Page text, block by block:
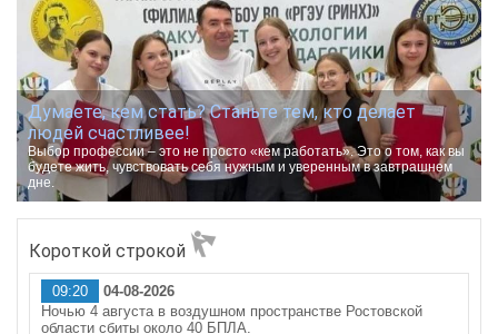
Думаете, кем стать? Станьте тем, кто делает
людей счастливее!
Выбор профессии – это не просто «кем работать». Это о том, как вы
будете жить, чувствовать себя нужным и уверенным в завтрашнем
дне.
Короткой строкой
09:20
04-08-2026
Ночью 4 августа в воздушном пространстве Ростовской
области сбиты около 40 БПЛА.